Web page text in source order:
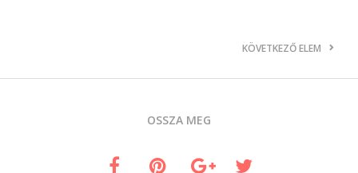
KÖVETKEZŐ ELEM
OSSZA MEG